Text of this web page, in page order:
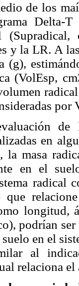
de los
Delta-
y la LR. A
(g),
(VolEsp,
de
en
la masa
en el
radical
que
longitud,
podrían
en el
al
relaciona